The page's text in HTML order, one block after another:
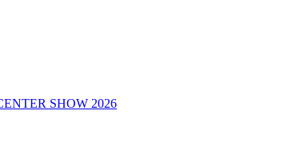
SHOW 2026